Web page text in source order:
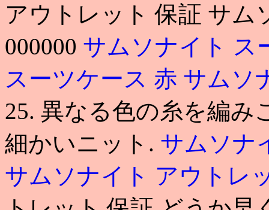
アウトレット 保証 サム
000000 サムソナイト ス
スーツケース 赤 サムソ
25. 異なる色の糸を編み
細かいニット. サムソナ
サムソナイト アウトレ